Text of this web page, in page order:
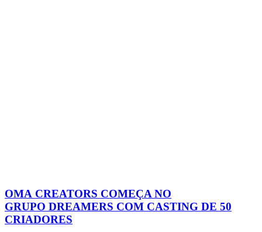
OMA CREATORS COMEÇA NO
GRUPO DREAMERS COM CASTING DE 50
CRIADORES